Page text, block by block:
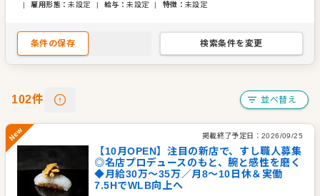
|
雇用形態 ：未設定 | 給与 ：未設定 | 特徴 ：未設定
条件の保存 検索条件を変更
102件 並べ替え
掲載終了予定日： 2026/09/25
【10月OPEN】注目の新店で、すし職人募集
◎名店プロデュースのもと、腕と感性を磨く
◆月給30万～35万／月8～10日休＆実働
7.5HでWLB向上へ